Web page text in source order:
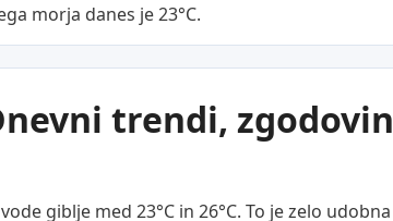
morja danes je 23°C.
trendi,
giblje med 23°C in 26°C. To je zelo